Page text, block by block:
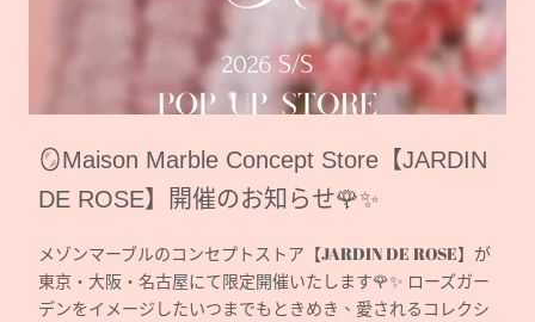
🪞Maison Marble Concept Store【JARDIN
DE ROSE】開催のお知らせ🌹✨
メゾンマーブルのコンセプトストア【JARDIN DE ROSE】が
東京・大阪・名古屋にて限定開催いたします🌹✨ ローズガー
デンをイメージしたいつまでもときめき、愛されるコレクシ